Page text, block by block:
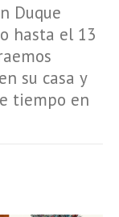
Duque
hasta el 13
su casa y
tiempo en